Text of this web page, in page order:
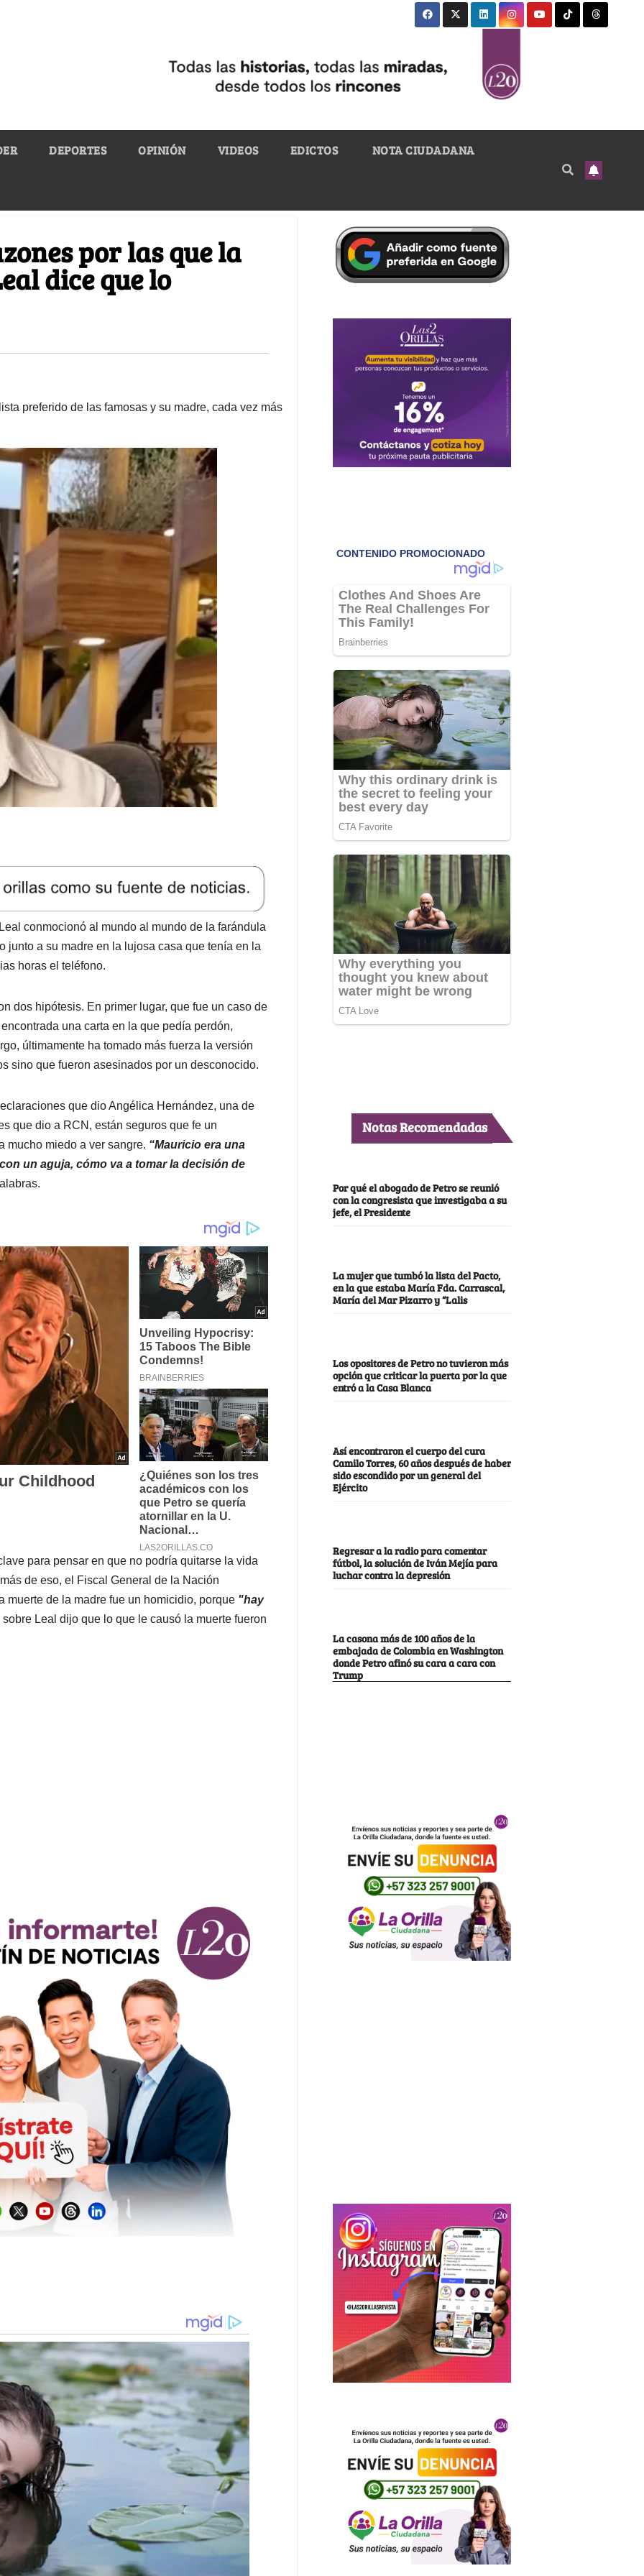
DEPORTES OPINIÓN VIDEOS EDICTOS NOTA CIUDADANA
por las que la
dice que lo
preferido de las famosas y su madre, cada vez más
conmocionó al mundo al mundo de la farándula
a su madre en la lujosa casa que tenía en la
horas el teléfono.
dos hipótesis. En primer lugar, que fue un caso de
una carta en la que pedía perdón,
últimamente ha tomado más fuerza la versión
sino que fueron asesinados por un desconocido.
que dio Angélica Hernández, una de
que dio a RCN, están seguros que fe un
mucho miedo a ver sangre. “Mauricio era una
un aguja, cómo va a tomar la decisión de
para pensar en que no podría quitarse la vida
de eso, el Fiscal General de la Nación
muerte de la madre fue un homicidio, porque "hay
sobre Leal dijo que lo que le causó la muerte fueron
Notas Recomendadas
Por qué el abogado de Petro se reunió
con la congresista que investigaba a su
jefe, el Presidente
La mujer que tumbó la lista del Pacto,
en la que estaba María Fda. Carrascal,
María del Mar Pizarro y “Lalis
Los opositores de Petro no tuvieron más
opción que criticar la puerta por la que
entró a la Casa Blanca
Así encontraron el cuerpo del cura
Camilo Torres, 60 años después de haber
sido escondido por un general del
Ejército
Regresar a la radio para comentar
fútbol, la solución de Iván Mejía para
luchar contra la depresión
La casona más de 100 años de la
embajada de Colombia en Washington
donde Petro afinó su cara a cara con
Trump